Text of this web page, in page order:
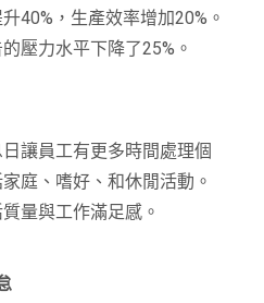
40%，生產效率增加20%。
壓力水平下降了25%。
讓員工有更多時間處理個
庭、嗜好、和休閒活動。
量與工作滿足感。